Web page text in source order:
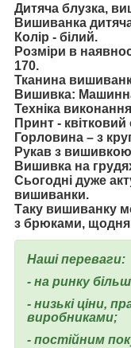
Дитяча блузка,
Вишиванка
Колір - білий.
Розміри в
170.
Тканина
Вишивка:
Техніка
Принт -
Горловина – з
Рукав з
Вишивка на
Сьогодні дуже
вишиванки.
Таку вишиванку
з брюками, щодня
Наші переваги:
- на ринку
- низькі ціни,
виробниками;
- постійним